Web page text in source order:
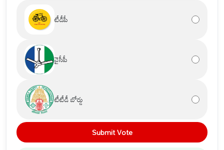
టీడీపీ
వైసీపీ
టీటీడీ బోర్డు
Submit Vote